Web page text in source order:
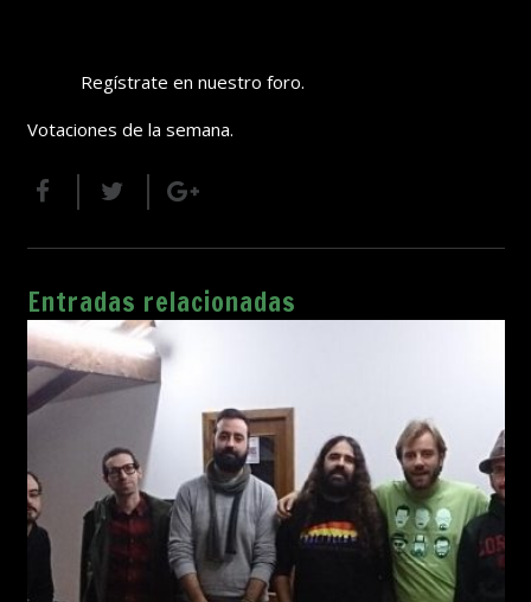
Regístrate en nuestro foro.
Votaciones de la semana.
Entradas relacionadas